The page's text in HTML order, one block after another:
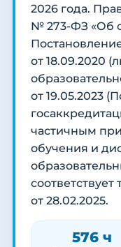
2026 года.
№ 273-ФЗ «Об
от 18.09.2020
от 19.05.2023
частичным
обучения и
от 28.02.2025.
576 ч